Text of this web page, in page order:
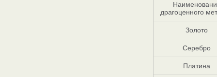
драгоценного
Золото
Серебро
Платина